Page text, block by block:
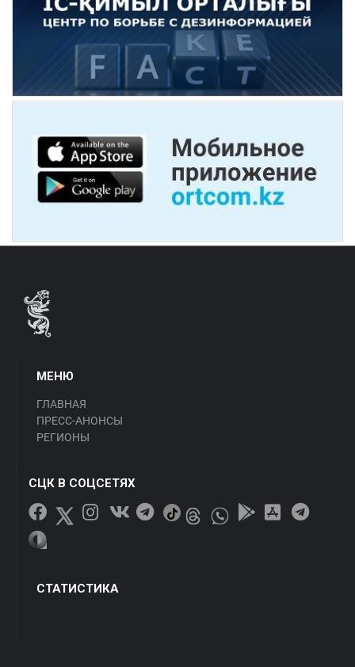
МЕНЮ
ГЛАВНАЯ
ПРЕСС-АНОНСЫ
РЕГИОНЫ
СЦК В СОЦСЕТЯХ
СТАТИСТИКА